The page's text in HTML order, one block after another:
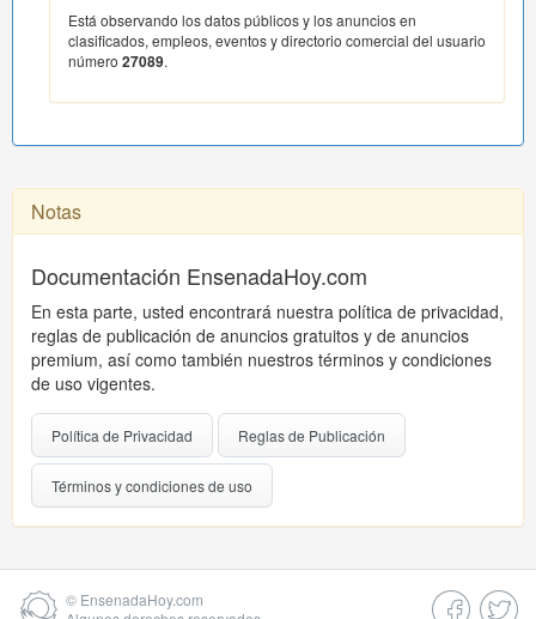
Está observando los datos públicos y los anuncios en
clasificados, empleos, eventos y directorio comercial del usuario
número 27089.
Notas
Documentación EnsenadaHoy.com
En esta parte, usted encontrará nuestra política de privacidad,
reglas de publicación de anuncios gratuitos y de anuncios
premium, así como también nuestros términos y condiciones
de uso vigentes.
Política de Privacidad Reglas de Publicación
Términos y condiciones de uso
© EnsenadaHoy.com